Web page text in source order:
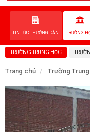
TIN TỨC - HƯỚNG DẪN TRƯỜNG
TRƯỜNG TRUNG HỌC
Trang chủ Trường
DỊCH VỤ
VỀ NAM PHONG